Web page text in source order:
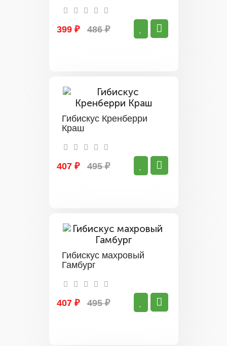
399 ₽ 486 ₽
Гибискус Кренберри
Краш
407 ₽ 495 ₽
Гибискус махровый
Гамбург
407 ₽ 495 ₽